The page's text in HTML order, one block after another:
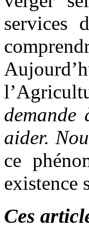
services
aider.
ce
existence
Ces